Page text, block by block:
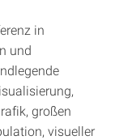
in
und
großen
visueller